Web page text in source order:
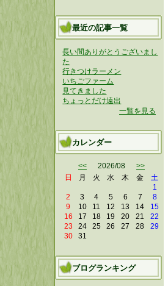
最近の記事一覧
長い間ありがとうございまし
た
行きつけラーメン
いちごファーム
見てきました
ちょっとだけ遠出
一覧を見る
カレンダー
<< 2026/08 >>
日
月 火 水 木 金
土
1
2
3 4 5 6 7
8
9
10 11 12 13 14
15
16
17 18 19 20 21
22
23
24 25 26 27 28
29
30
31
ブログランキング